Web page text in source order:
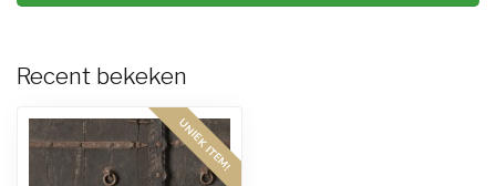
Recent bekeken
UNIEK ITEM!